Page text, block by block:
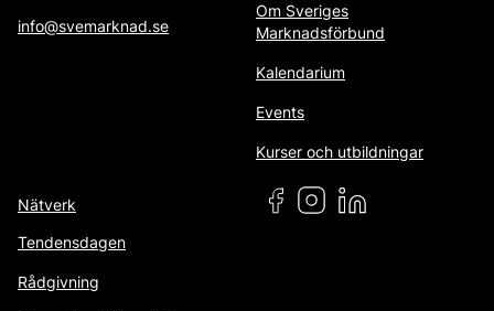
info@svemarknad.se
Om Sveriges
Marknadsförbund
Kalendarium
Events
Kurser och utbildningar
Nätverk
Tendensdagen
Rådgivning